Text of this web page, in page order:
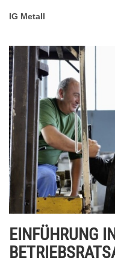
IG Metall
EINFÜHRUNG